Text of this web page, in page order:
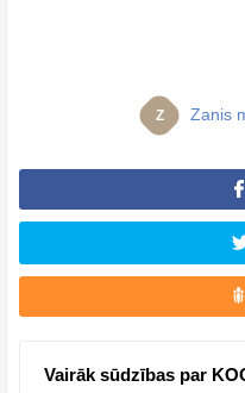
Z Zanis
Vairāk sūdzības par